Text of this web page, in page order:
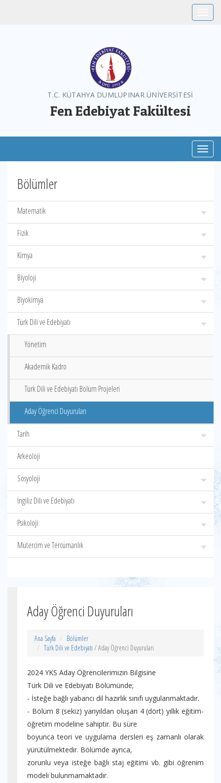
T.C. KÜTAHYA DUMLUPINAR ÜNİVERSİTESİ
Fen Edebiyat Fakültesi
Bölümler
Matematik
Fizik
Kimya
Biyoloji
Biyokimya
Türk Dili ve Edebiyatı
Yönetim
Akademik Kadro
Türk Dili ve Edebiyatı Bölüm Projeleri
Aday Öğrenci Duyuruları
Tarih
Arkeoloji
Sosyoloji
İngiliz Dili ve Edebiyatı
Psikoloji
Mütercim ve Tercümanlık
Aday Öğrenci Duyuruları
Ana Sayfa
Bölümler
Türk Dili ve Edebiyatı / Aday Öğrenci Duyuruları
2024 YKS Aday Öğrencilerimizin Bilgisine
Türk Dili ve Edebiyatı Bölümünde;
- İsteğe bağlı yabancı dil hazırlık sınıfı uygulanmaktadır.
- Bölüm 8 (sekiz) yarıyıldan oluşan 4 (dört) yıllık eğitim-
öğretim modeline sahiptir. Bu süre
boyunca teori ve uygulama dersleri eş zamanlı olarak
yürütülmektedir. Bölümde ayrıca,
zorunlu veya isteğe bağlı staj eğitimi vb. gibi öğrenim
modeli bulunmamaktadır.